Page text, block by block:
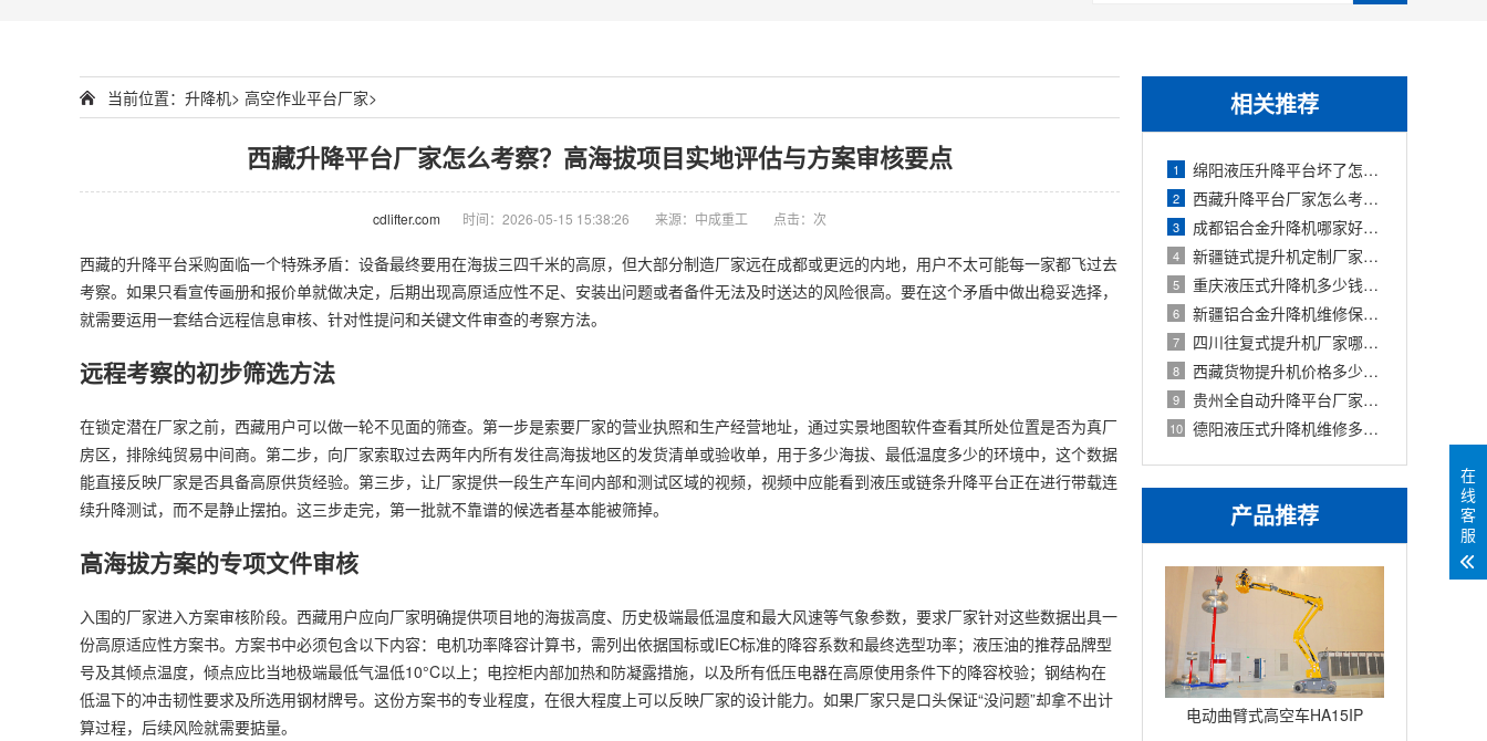
相关推荐
1 绵阳液压升降平台坏了怎么办？从故障判
2 西藏升降平台厂家怎么考察？高海拔项目
3 成都铝合金升降机哪家好？三家制造厂产
4 新疆链式提升机定制厂家怎么选？2026年技
5 重庆液压式升降机多少钱一台？2026年价格
6 新疆铝合金升降机维修保养怎么做？高原
7 四川往复式提升机厂家哪家好？见田、麦
8 西藏货物提升机价格多少钱一台？2026年成
9 贵州全自动升降平台厂家有哪些？2026年选
10 德阳液压式升降机维修多少钱？2026年故障
产品推荐
电动曲臂式高空车HA15IP
当前位置： 升降机> 高空作业平台厂家>
西藏升降平台厂家怎么考察？高海拔项目实地评估与方案审核要点
cdlifter.com 时间：2026-05-15 15:38:26 来源：中成重工 点击： 次
西藏的升降平台采购面临一个特殊矛盾：设备最终要用在海拔三四千米的高原，但大部分制造厂家远在成都或更远的内地，用户不太可能每一家都飞过去
考察。如果只看宣传画册和报价单就做决定，后期出现高原适应性不足、安装出问题或者备件无法及时送达的风险很高。要在这个矛盾中做出稳妥选择，
就需要运用一套结合远程信息审核、针对性提问和关键文件审查的考察方法。
远程考察的初步筛选方法
在锁定潜在厂家之前，西藏用户可以做一轮不见面的筛查。第一步是索要厂家的营业执照和生产经营地址，通过实景地图软件查看其所处位置是否为真厂
房区，排除纯贸易中间商。第二步，向厂家索取过去两年内所有发往高海拔地区的发货清单或验收单，用于多少海拔、最低温度多少的环境中，这个数据
能直接反映厂家是否具备高原供货经验。第三步，让厂家提供一段生产车间内部和测试区域的视频，视频中应能看到液压或链条升降平台正在进行带载连
续升降测试，而不是静止摆拍。这三步走完，第一批就不靠谱的候选者基本能被筛掉。
高海拔方案的专项文件审核
入围的厂家进入方案审核阶段。西藏用户应向厂家明确提供项目地的海拔高度、历史极端最低温度和最大风速等气象参数，要求厂家针对这些数据出具一
份高原适应性方案书。方案书中必须包含以下内容：电机功率降容计算书，需列出依据国标或IEC标准的降容系数和最终选型功率；液压油的推荐品牌型
号及其倾点温度，倾点应比当地极端最低气温低10°C以上；电控柜内部加热和防凝露措施，以及所有低压电器在高原使用条件下的降容校验；钢结构在
低温下的冲击韧性要求及所选用钢材牌号。这份方案书的专业程度，在很大程度上可以反映厂家的设计能力。如果厂家只是口头保证“没问题”却拿不出计
算过程，后续风险就需要掂量。
在
线
客
服